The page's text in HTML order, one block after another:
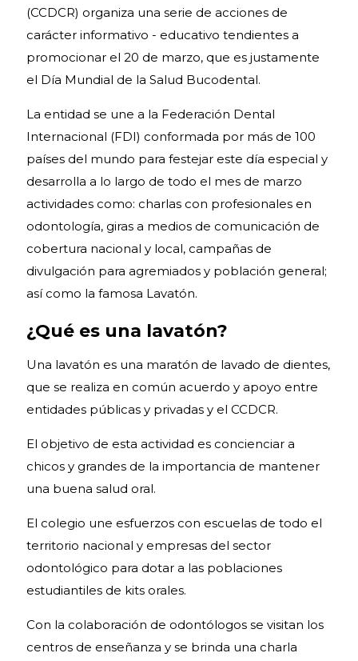
(CCDCR) organiza una serie de acciones de
carácter informativo - educativo tendientes a
promocionar el 20 de marzo, que es justamente
el Día Mundial de la Salud Bucodental.
La entidad se une a la Federación Dental
Internacional (FDI) conformada por más de 100
países del mundo para festejar este día especial y
desarrolla a lo largo de todo el mes de marzo
actividades como: charlas con profesionales en
odontología, giras a medios de comunicación de
cobertura nacional y local, campañas de
divulgación para agremiados y población general;
así como la famosa Lavatón.
¿Qué es una lavatón?
Una lavatón es una maratón de lavado de dientes,
que se realiza en común acuerdo y apoyo entre
entidades públicas y privadas y el CCDCR.
El objetivo de esta actividad es concienciar a
chicos y grandes de la importancia de mantener
una buena salud oral.
El colegio une esfuerzos con escuelas de todo el
territorio nacional y empresas del sector
odontológico para dotar a las poblaciones
estudiantiles de kits orales.
Con la colaboración de odontólogos se visitan los
centros de enseñanza y se brinda una charla